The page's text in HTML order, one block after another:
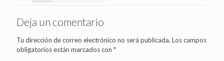
Deja un comentario
Tu dirección de correo electrónico no será publicada. Los campos
obligatorios están marcados con *